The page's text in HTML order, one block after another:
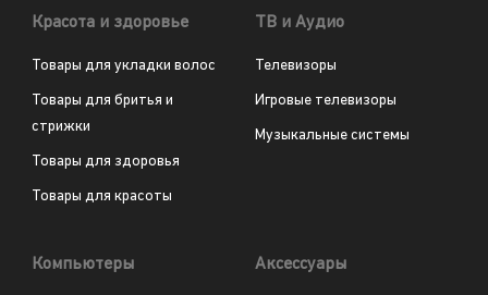
Красота и здоровье
Товары для укладки волос
Товары для бритья и
стрижки
Товары для здоровья
Товары для красоты
ТВ и Аудио
Телевизоры
Игровые телевизоры
Музыкальные системы
Компьютеры Аксессуары